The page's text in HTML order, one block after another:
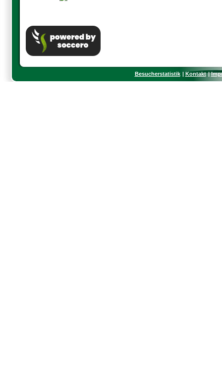
Besucherstatistik Kontakt